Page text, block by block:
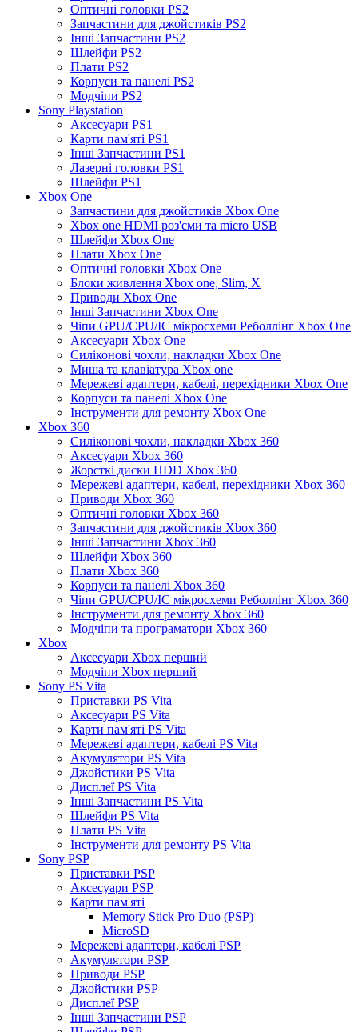
Оптичні головки PS2
Запчастини для джойстиків PS2
Інші Запчастини PS2
Шлейфи PS2
Плати PS2
Корпуси та панелі PS2
Модчіпи PS2
Sony Playstation
Аксесуари PS1
Карти пам'яті PS1
Інші Запчастини PS1
Лазерні головки PS1
Шлейфи PS1
Xbox One
Запчастини для джойстиків Xbox One
Xbox one HDMI роз'єми та micro USB
Шлейфи Xbox One
Плати Xbox One
Оптичні головки Xbox One
Блоки живлення Xbox one, Slim, X
Приводи Xbox One
Інші Запчастини Xbox One
Чіпи GPU/CPU/IC мікросхеми Реболлінг Xbox One
Аксесуари Xbox One
Силіконові чохли, накладки Xbox One
Миша та клавіатура Xbox one
Мережеві адаптери, кабелі, перехідники Xbox One
Корпуси та панелі Xbox One
Інструменти для ремонту Xbox One
Xbox 360
Силіконові чохли, накладки Xbox 360
Аксесуари Xbox 360
Жорсткі диски HDD Xbox 360
Мережеві адаптери, кабелі, перехідники Xbox 360
Приводи Xbox 360
Оптичні головки Xbox 360
Запчастини для джойстиків Xbox 360
Інші Запчастини Xbox 360
Шлейфи Xbox 360
Плати Xbox 360
Корпуси та панелі Xbox 360
Чіпи GPU/CPU/IC мікросхеми Реболлінг Xbox 360
Інструменти для ремонту Xbox 360
Модчіпи та програматори Xbox 360
Xbox
Аксесуари Xbox перший
Модчіпи Xbox перший
Sony PS Vita
Приставки PS Vita
Аксесуари PS Vita
Карти пам'яті PS Vita
Мережеві адаптери, кабелі PS Vita
Акумулятори PS Vita
Джойстики PS Vita
Дисплеї PS Vita
Інші Запчастини PS Vita
Шлейфи PS Vita
Плати PS Vita
Інструменти для ремонту PS Vita
Sony PSP
Приставки PSP
Аксесуари PSP
Карти пам'яті
Memory Stick Pro Duo (PSP)
MicroSD
Мережеві адаптери, кабелі PSP
Акумулятори PSP
Приводи PSP
Джойстики PSP
Дисплеї PSP
Інші Запчастини PSP